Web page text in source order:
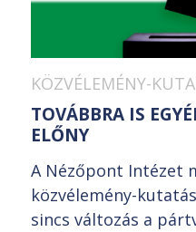
KÖZVÉLEMÉNY-
TOVÁBBRA IS
ELŐNY
A Nézőpont Intézet
közvélemény-
sincs változás a